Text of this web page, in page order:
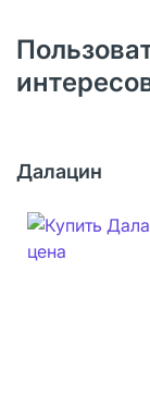
Далацин